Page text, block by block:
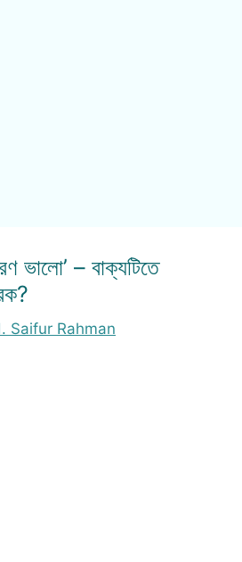
ভালো’ – বাক্যটিতে
Saifur Rahman